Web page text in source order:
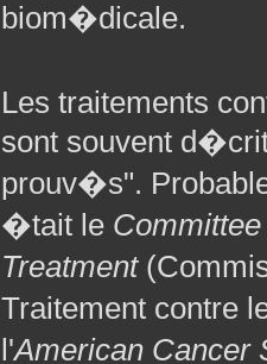
biom�dicale.
Les traitements
sont souvent
prouv�s".
�tait le
Treatment
Traitement contre
l'American Cancer